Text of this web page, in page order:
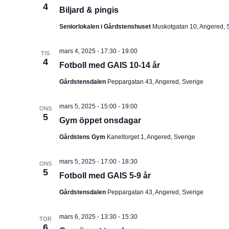
4 Biljard & pingis
Seniorlokalen i Gårdstenshuset Muskotgatan 10, Angered,
TIS
4 Fotboll med GAIS 10-14 år
mars 4, 2025 - 17:30- 19:00
Gårdstensdalen Peppargatan 43, Angered, Sverige
ONS
5 Gym öppet onsdagar
mars 5, 2025 - 15:00- 19:00
Gårdstens Gym Kaneltorget 1, Angered, Sverige
ONS
5 Fotboll med GAIS 5-9 år
mars 5, 2025 - 17:00- 18:30
Gårdstensdalen Peppargatan 43, Angered, Sverige
TOR mars 6, 2025 - 13:30- 15:30